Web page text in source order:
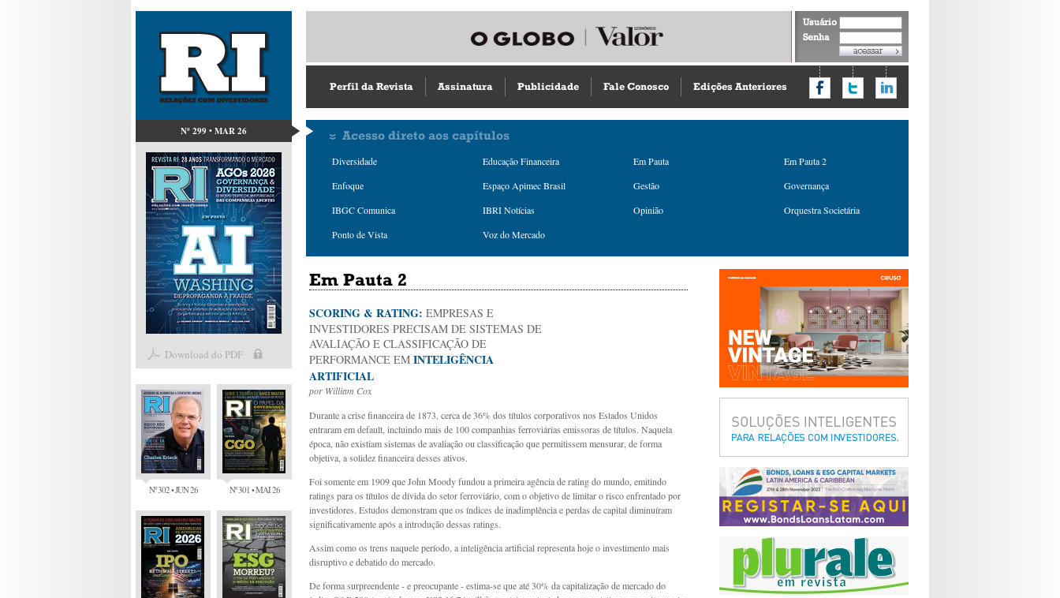
Nº 299 • MAR 26
Download do PDF
Nº 302 • JUN 26 Nº 301 • MAI 26
Usuário
Senha
Perfil da Revista Assinatura Publicidade Fale Conosco Edições Anteriores
Acesso direto aos capítulos
Diversidade Educação Financeira Em Pauta
Em Pauta 2
Enfoque
Espaço Apimec Brasil Gestão
Governança
IBGC Comunica
IBRI Notícias Opinião
Orquestra Societária
Ponto de Vista
Voz do Mercado
Em Pauta 2
SCORING & RATING: EMPRESAS E
INVESTIDORES PRECISAM DE SISTEMAS DE
AVALIAÇÃO E CLASSIFICAÇÃO DE
PERFORMANCE EM INTELIGÊNCIA
ARTIFICIAL
por William Cox
Durante a crise financeira de 1873, cerca de 36% dos títulos corporativos nos Estados Unidos
entraram em default, incluindo mais de 100 companhias ferroviárias emissoras de títulos. Naquela
época, não existiam sistemas de avaliação ou classificação que permitissem mensurar, de forma
objetiva, a solidez financeira desses ativos.
Foi somente em 1909 que John Moody fundou a primeira agência de rating do mundo, emitindo
ratings para os títulos de dívida do setor ferroviário, com o objetivo de limitar o risco enfrentado por
investidores. Estudos demonstram que os índices de inadimplência e perdas de capital diminuíram
significativamente após a introdução dessas ratings.
Assim como os trens naquele período, a inteligência artificial representa hoje o investimento mais
disruptivo e debatido do mercado.
De forma surpreendente - e preocupante - estima-se que até 30% da capitalização de mercado do